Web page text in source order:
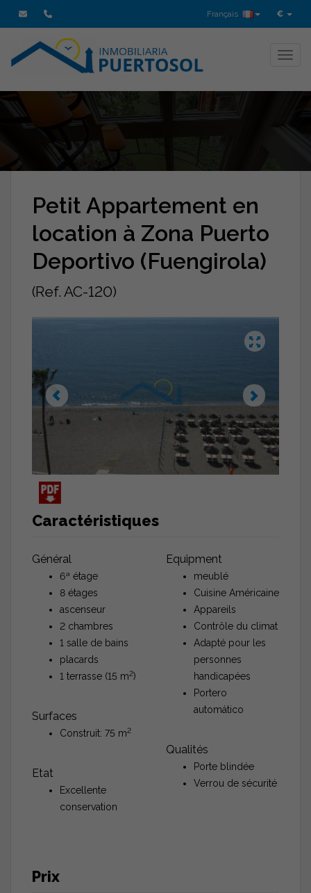
€
Français
Petit Appartement en
location à Zona Puerto
Deportivo (Fuengirola)
(Ref. AC-120)
Caractéristiques
Général
6ª étage
8 étages
ascenseur
2 chambres
1 salle de bains
placards
1 terrasse (15 m2)
Surfaces
Construit: 75 m2
Etat
Excellente
conservation
Equipment
meublé
Cuisine Américaine
Appareils
Contrôle du climat
Adapté pour les
personnes
handicapées
Portero
automático
Qualités
Porte blindée
Verrou de sécurité
Prix